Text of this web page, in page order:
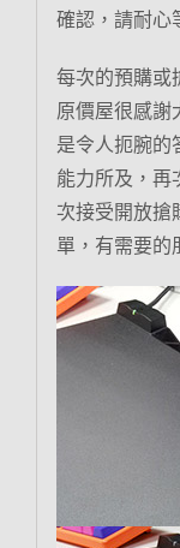
確認，請耐心
每次的預購或
原價屋很感謝
是令人扼腕的
能力所及，再
次接受開放搶
單，有需要的